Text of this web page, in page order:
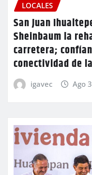
LOCALES
San Juan
Sheinbaum la
carretera;
conectividad de
igavec Ago